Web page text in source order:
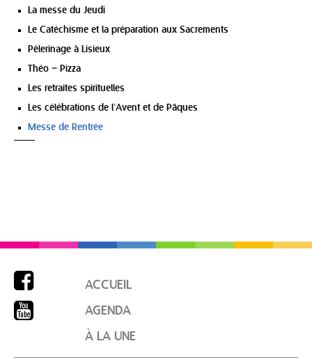
La messe du Jeudi
Le Catéchisme et la préparation aux Sacrements
Pèlerinage à Lisieux
Théo – Pizza
Les retraites spirituelles
Les célébrations de l’Avent et de Pâques
Messe de Rentrée


ACCUEIL
AGENDA
À LA UNE